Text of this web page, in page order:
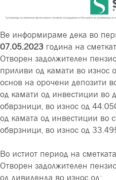
Ве информираме дека во
07.05.2023 година на
Отворен задолжителен
приливи од камати во износ
основ на орочени депозити
од камати од инвестиции во
обврзници, во износ од
од камата од инвестиции во
обврзници, во износ од
Во истиот период на
Отворен задолжителен
од дивиденда во износ од: